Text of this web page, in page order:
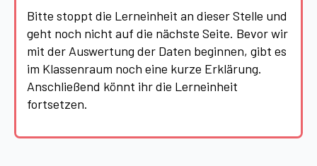
Bitte stoppt die Lerneinheit an dieser Stelle und
geht noch nicht auf die nächste Seite. Bevor wir
mit der Auswertung der Daten beginnen, gibt es
im Klassenraum noch eine kurze Erklärung.
Anschließend könnt ihr die Lerneinheit
fortsetzen.